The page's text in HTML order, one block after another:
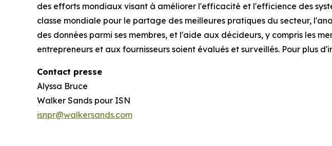
des efforts mondiaux visant à améliorer l'efficacité et l'efficience des
classe mondiale pour le partage des meilleures pratiques du secteur,
des données parmi ses membres, et l'aide aux décideurs, y compris les
entrepreneurs et aux fournisseurs soient évalués et surveillés. Pour plus
Contact presse
Alyssa Bruce
Walker Sands pour ISN
isnpr@walkersands.com